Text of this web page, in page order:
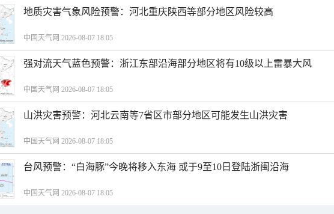
地质灾害气象风险预警：河北重庆陕西等部分地区风险较高
中国天气网 2026-08-07 18:05
强对流天气蓝色预警：浙江东部沿海部分地区将有10级以上雷暴大风
中国天气网 2026-08-07 18:05
山洪灾害预警：河北云南等7省区市部分地区可能发生山洪灾害
中国天气网 2026-08-07 18:05
台风预警：“白海豚”今晚将移入东海 或于9至10日登陆浙闽沿海
中国天气网 2026-08-07 18:05